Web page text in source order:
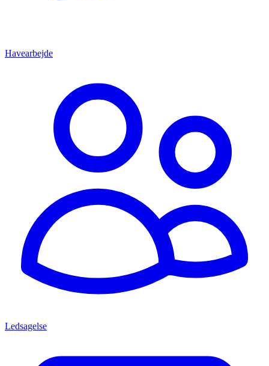
Havearbejde
Ledsagelse